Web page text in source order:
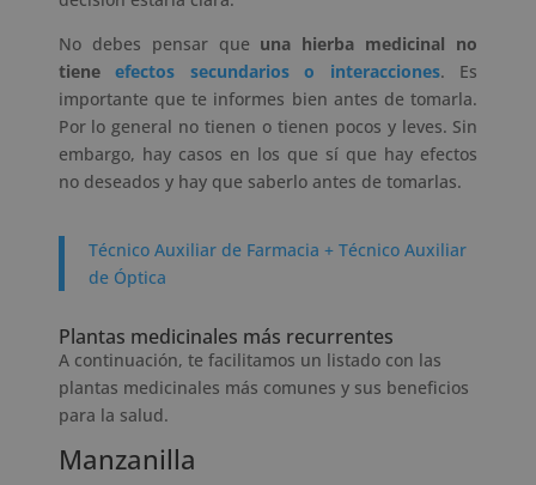
No debes pensar que una hierba medicinal no
tieneefectos secundarios o interacciones. Es
importante que te informes bien antes de tomarla.
Por lo general no tienen o tienen pocos y leves. Sin
embargo, hay casos en los que sí que hay efectos
no deseados y hay que saberlo antes de tomarlas.
Técnico Auxiliar de Farmacia + Técnico Auxiliar
de Óptica
Plantas medicinales más recurrentes
A continuación, te facilitamos un listado con las
plantas medicinales más comunes y sus beneficios
para la salud.
Manzanilla